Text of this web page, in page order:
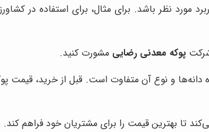
مورد نظر باشد. برای مثال، برای استفاده در
پوکه معدنی رضایی مشورت کنید.
دانه‌ها و نوع آن متفاوت است. قبل از خرید، قیمت
تا بهترین قیمت را برای مشتریان خود فراهم کند.